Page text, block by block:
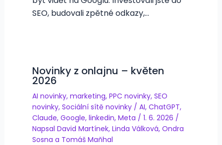
SEO, budovali zpětné odkazy,…
Novinky z onlajnu – květen
2026
AI novinky, marketing, PPC novinky, SEO
novinky, Sociální sítě novinky/ AI, ChatGPT,
Claude, Google, linkedin, Meta / 1. 6. 2026 /
Napsal David Martínek, Linda Válková, Ondra
Sosna a Tomáš Maňhal